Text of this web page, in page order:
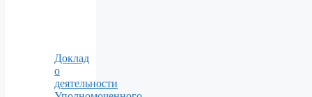
Доклад
о
деятельности